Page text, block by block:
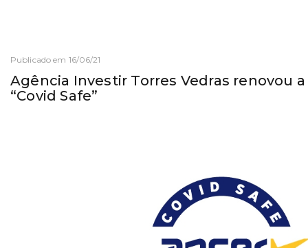
Publicado em 16/06/21
Agência Investir Torres Vedras renovou
“Covid Safe”